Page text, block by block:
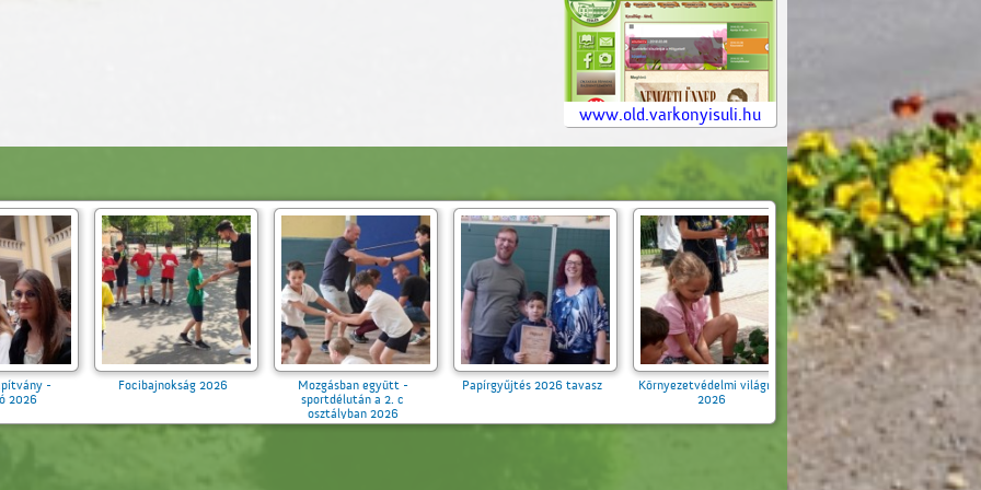
www.old.varkonyisuli.hu
Mozgásban együtt -
Papírgyűjtés 2026 tavasz
Környezetvédelmi világnap
Nemzeti Összetartozás
Csuda Csikó Tanya Kirándult
a 4b 2026